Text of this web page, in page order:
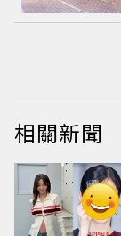
相關新聞